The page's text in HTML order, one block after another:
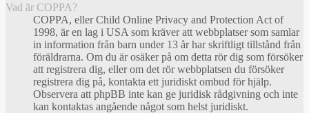
Vad är COPPA?
COPPA, eller Child Online Privacy and Protection Act of
1998, är en lag i USA som kräver att webbplatser som samlar
in information från barn under 13 år har skriftligt tillstånd från
föräldrarna. Om du är osäker på om detta rör dig som försöker
att registrera dig, eller om det rör webbplatsen du försöker
registrera dig på, kontakta ett juridiskt ombud för hjälp.
Observera att phpBB inte kan ge juridisk rådgivning och inte
kan kontaktas angående något som helst juridiskt.